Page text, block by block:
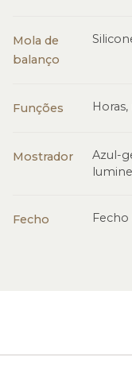
Mola de
balanço
Funções
Mostrador
Azul-
Fecho